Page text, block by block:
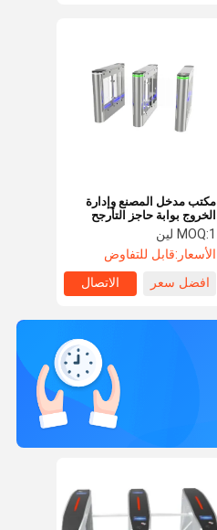
مكتب مدخل المصنع وإدارة
الخروج بوابة حاجز التأرجح
MOQ:1 لين
الأسعار:قابل للتفاوض
افضل سعر
الاتصال